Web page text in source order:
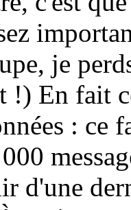
je
!) En fait
:
d'une